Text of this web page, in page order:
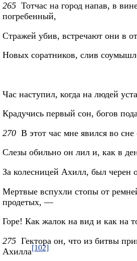
265 Тотчас на город напав, в
погребенный,
Стражей убив, встречают они в
Новых соратников, слив
Час наступил, когда на людей
Крадучись первый сон, богов
270 В этот час мне явился во
Слезы обильно он лил и, как в
За колесницей Ахилл, был черен
Мертвые вспухли стопы от
продетых, —
Горе! Как жалок на вид и как на
275 Гектора он, что из битвы
Ахилла[102]